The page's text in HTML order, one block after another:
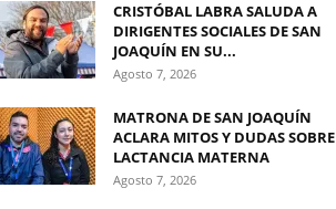
CRISTÓBAL LABRA SALUDA A
DIRIGENTES SOCIALES DE SAN
JOAQUÍN EN SU...
Agosto 7, 2026
MATRONA DE SAN JOAQUÍN
ACLARA MITOS Y DUDAS SOBRE
LACTANCIA MATERNA
Agosto 7, 2026